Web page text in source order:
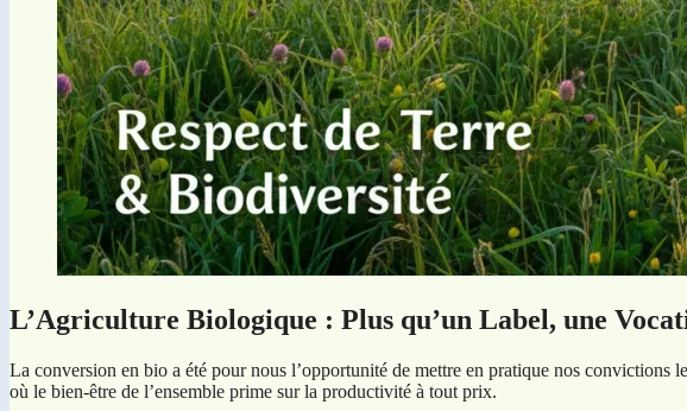
L’Agriculture Biologique : Plus qu’un Label, une
La conversion en bio a été pour nous l’opportunité de mettre en pratique nos
où le bien-être de l’ensemble prime sur la productivité à tout prix.